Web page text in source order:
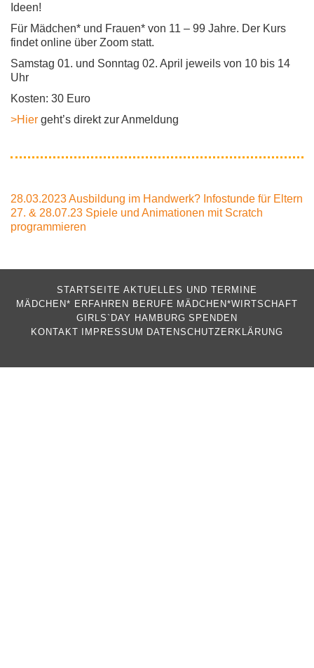
Ideen!
Für Mädchen* und Frauen* von 11 – 99 Jahre. Der Kurs
findet online über Zoom statt.
Samstag 01. und Sonntag 02. April jeweils von 10 bis 14
Uhr
Kosten: 30 Euro
>Hier geht’s direkt zur Anmeldung
Beitragsnavigation
28.03.2023 Ausbildung im Handwerk? Infostunde für Eltern
27. & 28.07.23 Spiele und Animationen mit Scratch
programmieren
STARTSEITE AKTUELLES UND TERMINE
MÄDCHEN* ERFAHREN BERUFE MÄDCHEN*WIRTSCHAFT
GIRLS`DAY HAMBURG SPENDEN
KONTAKT IMPRESSUM DATENSCHUTZERKLÄRUNG